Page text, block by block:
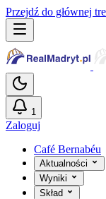
Przejdź do głównej
1
Zaloguj
Café Bernabéu
Aktualności
Wyniki
Skład